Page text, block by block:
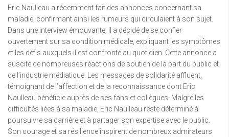
Eric Naulleau a récemment fait des annonces concernant sa
maladie, confirmant ainsi les rumeurs qui circulaient à son sujet.
Dans une interview émouvante, il a décidé de se confier
ouvertement sur sa condition médicale, expliquant les symptômes
et les défis auxquels il est confronté au quotidien. Cette annonce a
suscité de nombreuses réactions de soutien de la part du public et
de l’industrie médiatique. Les messages de solidarité affluent,
témoignant de l’affection et de la reconnaissance dont Eric
Naulleau bénéficie auprès de ses fans et collègues. Malgré les
difficultés liées à sa maladie, Eric Naulleau reste déterminé à
poursuivre sa carrière et à partager son expertise avec le public.
Son courage et sa résilience inspirent de nombreux admirateurs